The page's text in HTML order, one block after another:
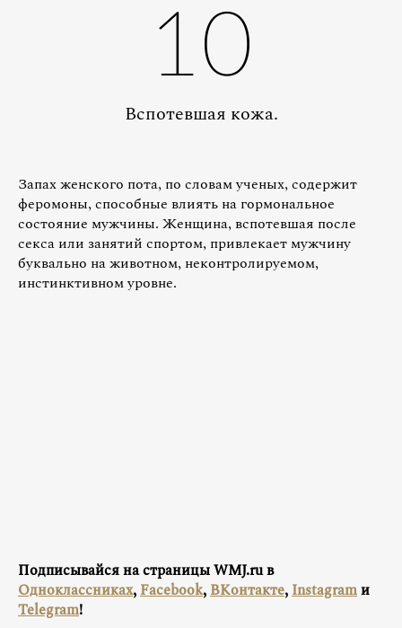
10
Вспотевшая кожа.
Запах женского пота, по словам ученых, содержит
феромоны, способные влиять на гормональное
состояние мужчины. Женщина, вспотевшая после
секса или занятий спортом, привлекает мужчину
буквально на животном, неконтролируемом,
инстинктивном уровне.
Подписывайся на страницы WMJ.ru в
Одноклассниках,Facebook,ВКонтакте,Instagramи
Telegram!